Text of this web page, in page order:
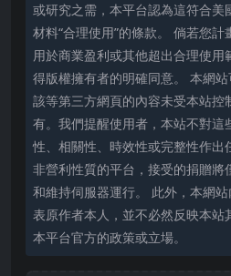
或研究之需，本平台認為這符合美
材料“合理使用”的條款。 倘若您
用於商業盈利或其他超出合理使用
得版權擁有者的明確同意。 本網
該等第三方網頁的內容未受本站控
有。我們提醒使用者，本站不對這
性、相關性、時效性或完整性作出
非營利性質的平台，接受的捐贈將
和維持伺服器運行。 此外，本網
表原作者本人，並不必然反映本站
本平台官方的政策或立場。